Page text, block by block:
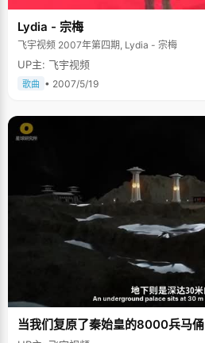
Lydia - 宗梅
飞宇视频 2007年第四期, Lydia - 宗梅
UP主: 飞宇视频
歌曲 • 2007/5/19
当我们复原了秦始皇的8000兵马俑